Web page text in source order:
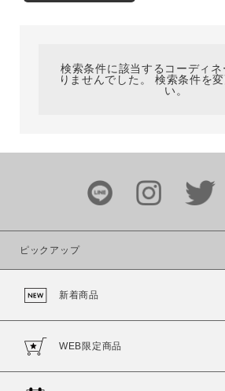
ブランド
カラー
検索条件に該当するコーディ
りませんでした。 検索条件を
い。
ピックアップ
新着商品
WEB限定商品